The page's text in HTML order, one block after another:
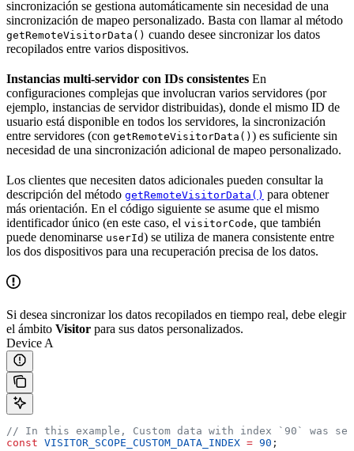
sincronización se gestiona automáticamente sin necesidad de una
sincronización de mapeo personalizado. Basta con llamar al método
getRemoteVisitorData() cuando desee sincronizar los datos
recopilados entre varios dispositivos.
Instancias multi-servidor con IDs consistentes En
configuraciones complejas que involucran varios servidores (por
ejemplo, instancias de servidor distribuidas), donde el mismo ID de
usuario está disponible en todos los servidores, la sincronización
entre servidores (con getRemoteVisitorData() ) es suficiente sin
necesidad de una sincronización adicional de mapeo personalizado.
Los clientes que necesiten datos adicionales pueden consultar la
descripción del método getRemoteVisitorData() para obtener
más orientación. En el código siguiente se asume que el mismo
identificador único (en este caso, el visitorCode, que también
puede denominarse userId) se utiliza de manera consistente entre
los dos dispositivos para una recuperación precisa de los datos.
Si desea sincronizar los datos recopilados en tiempo real, debe elegir
el ámbito Visitor para sus datos personalizados.
Device A
// In this example, Custom data with index `90` was
const VISITOR_SCOPE_CUSTOM_DATA_INDEX = 90 ;